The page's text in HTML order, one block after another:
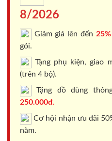
8/2026
Giảm giá lên đến 25%
gói.
Tặng phụ kiện, giao
(trên 4 bộ).
Tặng đồ dùng
250.000đ.
Cơ hội nhận ưu đãi
năm.